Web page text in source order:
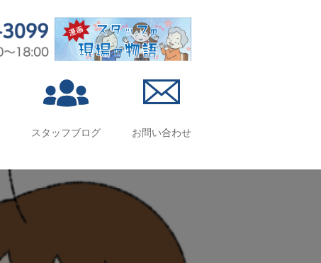
スタッフブログ お問い合わせ